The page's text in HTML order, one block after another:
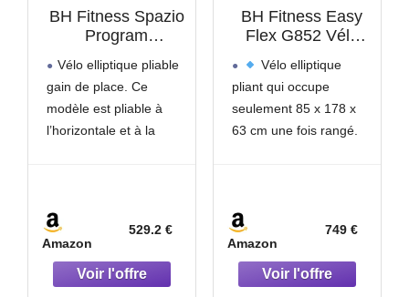
BH Fitness Spazio
Program
élliptique –
magnétique –
Pliant – systéme
d’inertie da 14 Kg -
Vélo elliptique pliable
gain de place. Ce
modèle est pliable à
l’horizontale et à la
prédéfinis avec 16
niveaux de résistance
Facile à monter, avec
manuel en italien
Amazon
529.2 €
BH Fitness Easy
Flex G852 Vélo
magnétiqe Pliant
pour Utilisation
Intensive. 45 cm.
20 Kg. Poids Max.
Vélo elliptique
pliant qui occupe
seulement 85 x 178 x
63 cm une fois rangé.
20 Kg qui permet un
entrainement modéré et
à domicile. La foulée
Amazon
749 €